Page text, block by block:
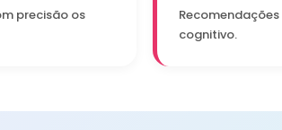
precisão os
cognitivo.